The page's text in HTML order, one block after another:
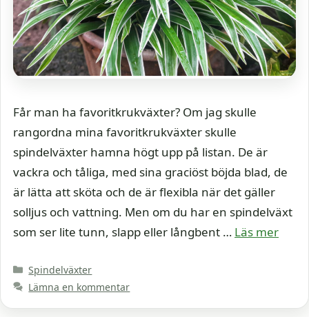
Får man ha favoritkrukväxter? Om jag skulle
rangordna mina favoritkrukväxter skulle
spindelväxter hamna högt upp på listan. De är
vackra och tåliga, med sina graciöst böjda blad, de
är lätta att sköta och de är flexibla när det gäller
solljus och vattning. Men om du har en spindelväxt
som ser lite tunn, slapp eller långbent … Läs mer
Kategorier
Spindelväxter
Lämna en kommentar